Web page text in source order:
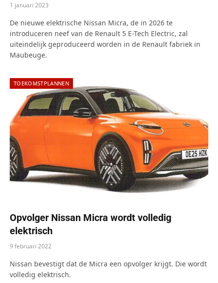
1 januari 2023
De nieuwe elektrische Nissan Micra, de in 2026 te
introduceren neef van de Renault 5 E-Tech Electric, zal
uiteindelijk geproduceerd worden in de Renault fabriek in
Maubeuge.
TOEKOMSTPLANNEN
Opvolger Nissan Micra wordt volledig
elektrisch
9 februari 2022
Nissan bevestigt dat de Micra een opvolger krijgt. Die wordt
volledig elektrisch.